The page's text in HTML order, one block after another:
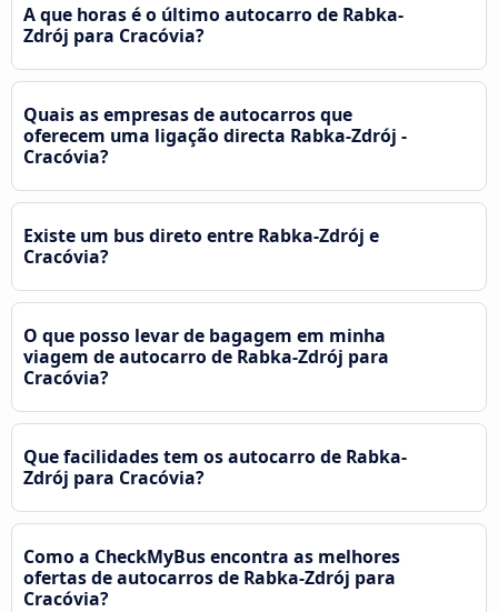
A que horas é o último autocarro de Rabka-
Zdrój para Cracóvia?
Quais as empresas de autocarros que
oferecem uma ligação directa Rabka-Zdrój -
Cracóvia?
Existe um bus direto entre Rabka-Zdrój e
Cracóvia?
O que posso levar de bagagem em minha
viagem de autocarro de Rabka-Zdrój para
Cracóvia?
Que facilidades tem os autocarro de Rabka-
Zdrój para Cracóvia?
Como a CheckMyBus encontra as melhores
ofertas de autocarros de Rabka-Zdrój para
Cracóvia?